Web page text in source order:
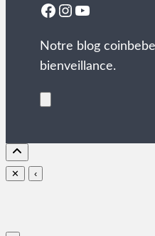
Facebook
Instagram
YouTube
Notre blog
bienveillance.
✕ ‹